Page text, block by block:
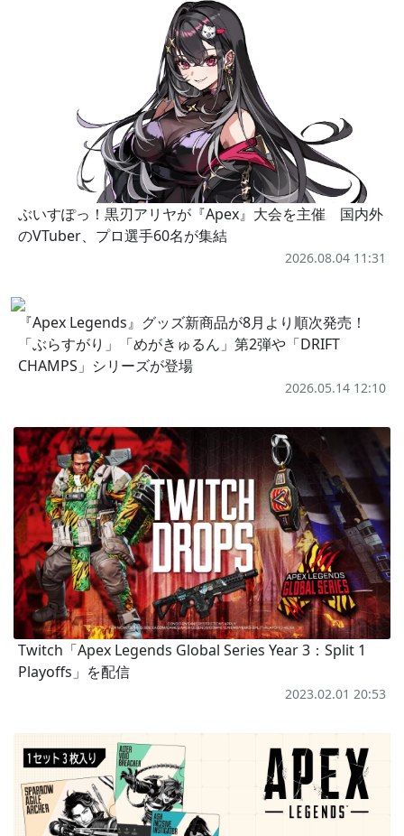
ぶいすぽっ！黒刃アリヤが『Apex』大会を主催 国内外
のVTuber、プロ選手60名が集結
2026.08.04 11:31
『Apex Legends』グッズ新商品が8月より順次発売！
「ぶらすがり」「めがきゅるん」第2弾や「DRIFT
CHAMPS」シリーズが登場
2026.05.14 12:10
Twitch「Apex Legends Global Series Year 3：Split 1
Playoffs」を配信
2023.02.01 20:53